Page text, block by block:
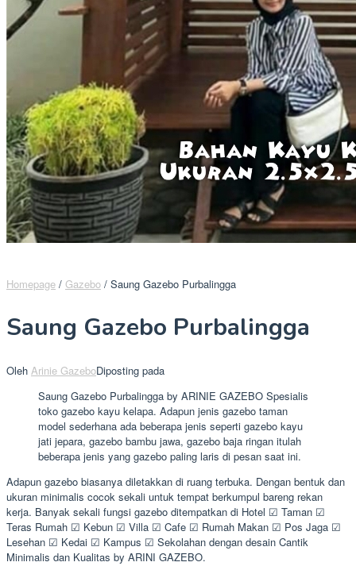
Homepage / Gazebo / Saung Gazebo Purbalingga
Saung Gazebo Purbalingga
Oleh Arinie GazeboDiposting pada
Saung Gazebo Purbalingga by ARINIE GAZEBO Spesialis
toko gazebo kayu kelapa. Adapun jenis gazebo taman
model sederhana ada beberapa jenis seperti gazebo kayu
jati jepara, gazebo bambu jawa, gazebo baja ringan itulah
beberapa jenis yang gazebo paling laris di pesan saat ini.
Adapun gazebo biasanya diletakkan di ruang terbuka. Dengan bentuk dan
ukuran minimalis cocok sekali untuk tempat berkumpul bareng rekan
kerja. Banyak sekali fungsi gazebo ditempatkan di Hotel ☑ Taman ☑
Teras Rumah ☑ Kebun ☑ Villa ☑ Cafe ☑ Rumah Makan ☑ Pos Jaga ☑
Lesehan ☑ Kedai ☑ Kampus ☑ Sekolahan dengan desain Cantik
Minimalis dan Kualitas by ARINI GAZEBO.